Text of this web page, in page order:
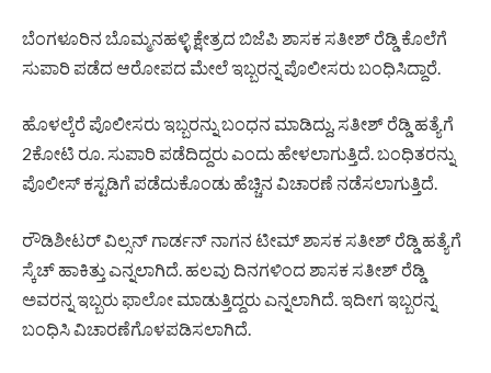
ಬೆಂಗಳೂರಿನ ಬೊಮ್ಮನಹಳ್ಳಿ ಕ್ಷೇತ್ರದ ಬಿಜೆಪಿ ಶಾಸಕ ಸತೀಶ್ ರೆಡ್ಡಿ ಕೊಲೆಗೆ
ಸುಪಾರಿ ಪಡೆದ ಆರೋಪದ ಮೇಲೆ ಇಬ್ಬರನ್ನ ಪೊಲೀಸರು ಬಂಧಿಸಿದ್ದಾರೆ.
ಹೊಳಲ್ಕೆರೆ ಪೊಲೀಸರು ಇಬ್ಬರನ್ನು ಬಂಧನ ಮಾಡಿದ್ದು, ಸತೀಶ್ ರೆಡ್ಡಿ ಹತ್ಯೆಗೆ
2ಕೋಟಿ ರೂ. ಸುಪಾರಿ ಪಡೆದಿದ್ದರು ಎಂದು ಹೇಳಲಾಗುತ್ತಿದೆ. ಬಂಧಿತರನ್ನು
ಪೊಲೀಸ್ ಕಸ್ಟಡಿಗೆ ಪಡೆದುಕೊಂಡು ಹೆಚ್ಚಿನ ವಿಚಾರಣೆ ನಡೆಸಲಾಗುತ್ತಿದೆ.
ರೌಡಿಶೀಟರ್ ವಿಲ್ಸನ್ ಗಾರ್ಡನ್ ನಾಗನ ಟೀಮ್ ಶಾಸಕ ಸತೀಶ್ ರೆಡ್ಡಿ ಹತ್ಯೆಗೆ
ಸ್ಕೆಚ್ ಹಾಕಿತ್ತು ಎನ್ನಲಾಗಿದೆ. ಹಲವು ದಿನಗಳಿಂದ ಶಾಸಕ ಸತೀಶ್ ರೆಡ್ಡಿ
ಅವರನ್ನ ಇಬ್ಬರು ಫಾಲೋ ಮಾಡುತ್ತಿದ್ದರು ಎನ್ನಲಾಗಿದೆ. ಇದೀಗ ಇಬ್ಬರನ್ನ
ಬಂಧಿಸಿ ವಿಚಾರಣೆಗೊಳಪಡಿಸಲಾಗಿದೆ.